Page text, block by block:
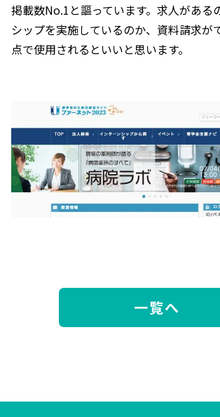
掲載数No.1と謳っています。求人がある
シップを実施しているのか、資料請求が
点で使用されるといいと思います。
一覧へ